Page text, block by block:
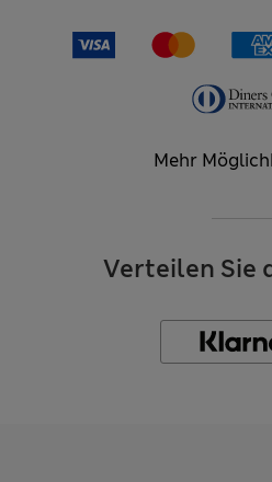
Mehr
Verteilen Sie